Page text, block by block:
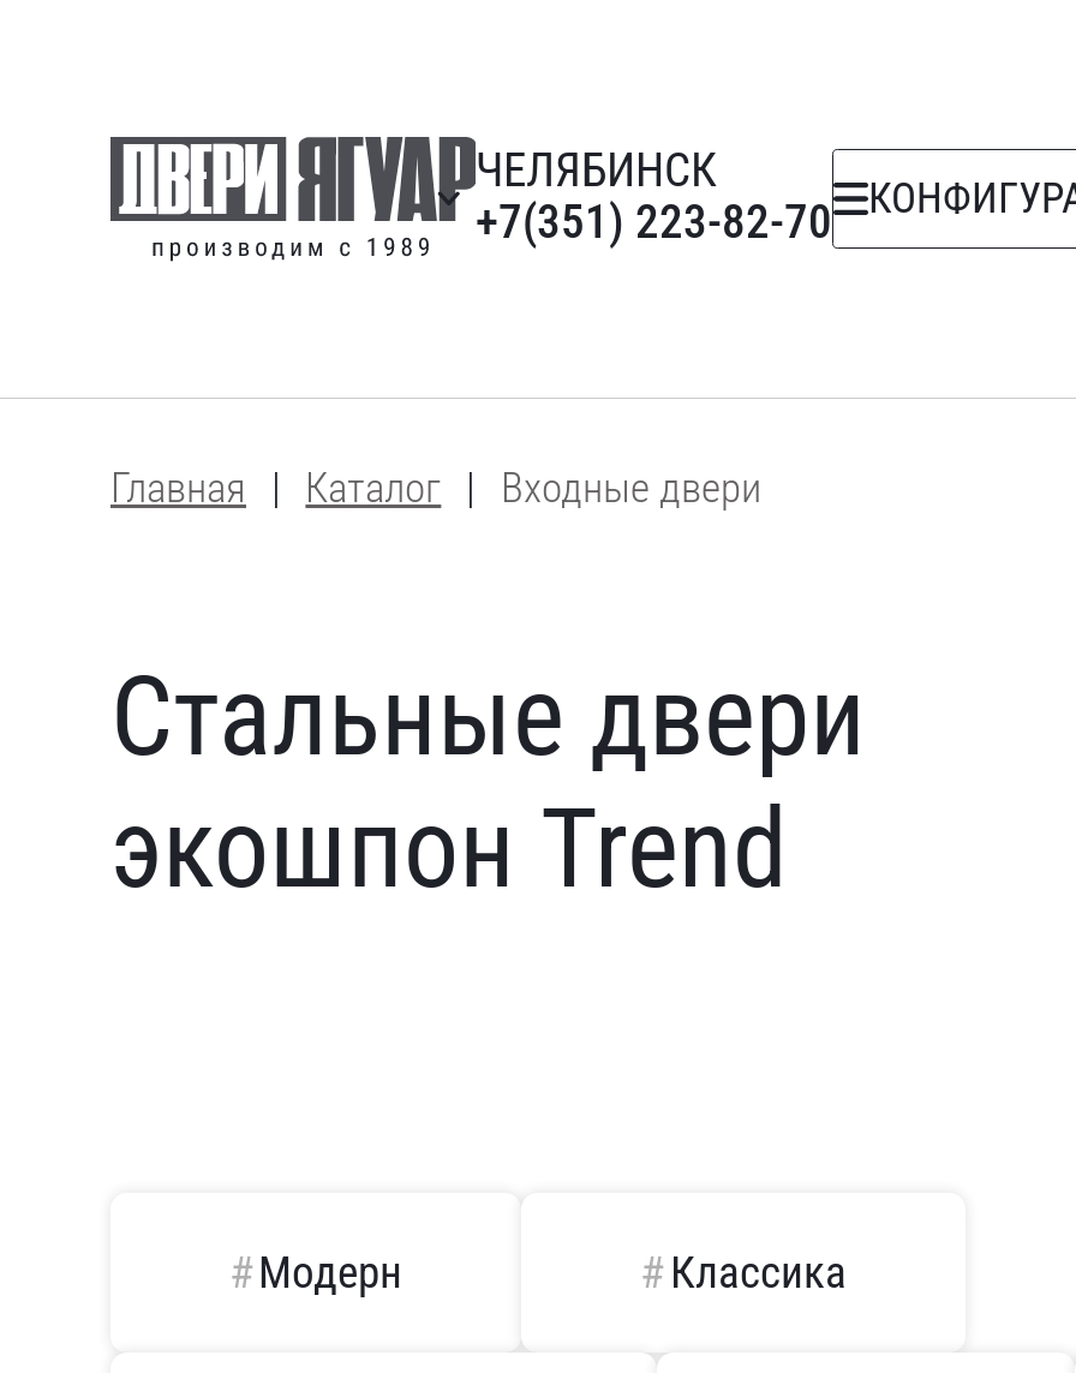
ЧЕЛЯБИНСК
+7(351) 223-82-70
Главная Каталог Входные двери
Стальные двери
экошпон Trend
Модерн Классика